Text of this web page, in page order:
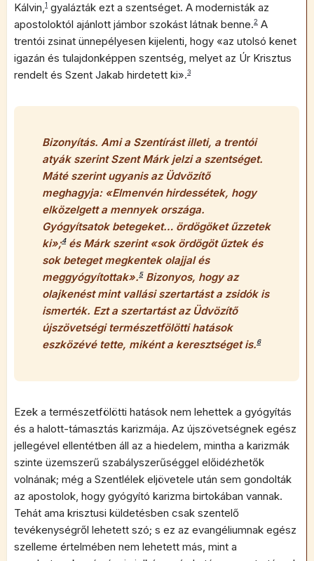
Kálvin,1 gyalázták ezt a szentséget. A modernisták az
apostoloktól ajánlott jámbor szokást látnak benne.2 A
trentói zsinat ünnepélyesen kijelenti, hogy «az utolsó kenet
igazán és tulajdonképpen szentség, melyet az Úr Krisztus
rendelt és Szent Jakab hirdetett ki».3
Bizonyítás. Ami a Szentírást illeti, a trentói
atyák szerint Szent Márk jelzi a szentséget.
Máté szerint ugyanis az Üdvözítő
meghagyja: «Elmenvén hirdessétek, hogy
elközelgett a mennyek országa.
Gyógyítsatok betegeket… ördögöket űzzetek
ki»;4és Márk szerint «sok ördögöt űztek és
sok beteget megkentek olajjal és
meggyógyítottak».5 Bizonyos, hogy az
olajkenést mint vallási szertartást a zsidók is
ismerték. Ezt a szertartást az Üdvözítő
újszövetségi természetfölötti hatások
eszközévé tette, miként a keresztséget is.6
Ezek a természetfölötti hatások nem lehettek a gyógyítás
és a halott-támasztás karizmája. Az újszövetségnek egész
jellegével ellentétben áll az a hiedelem, mintha a karizmák
szinte üzemszerű szabályszerűséggel előidézhetők
volnának; még a Szentlélek eljövetele után sem gondolták
az apostolok, hogy gyógyító karizma birtokában vannak.
Tehát ama krisztusi küldetésben csak szentelő
tevékenységről lehetett szó; s ez az evangéliumnak egész
szelleme értelmében nem lehetett más, mint a